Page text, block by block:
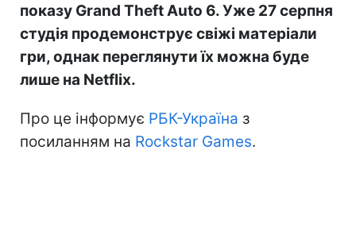
показу Grand Theft Auto 6. Уже 27 серпня
студія продемонструє свіжі матеріали
гри, однак переглянути їх можна буде
лише на Netflix.
Про це інформує РБК-Україна з
посиланням на Rockstar Games.